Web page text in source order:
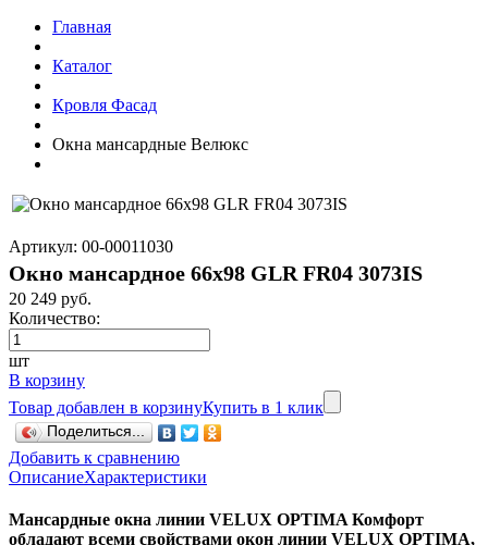
Главная
Каталог
Кровля Фасад
Окна мансардные Велюкс
Артикул: 00-00011030
Окно мансардное 66x98 GLR FR04 3073IS
20 249 руб.
Количество:
шт
В корзину
Товар добавлен в корзинуКупить в 1 клик
Поделиться...
Добавить к сравнению
ОписаниеХарактеристики
Мансардные окна линии VELUX OPTIMA Комфорт
обладают всеми свойствами окон линии VELUX OPTIMA,